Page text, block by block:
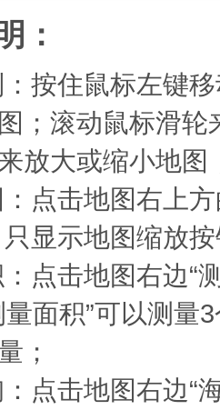
：
按住鼠标左键
；滚动鼠标滑
放大或缩小地图
点击地图右上方
显示地图缩放
点击地图右边“
量面积”可以测量
；
点击地图右边“